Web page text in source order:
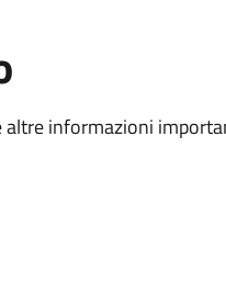
informazioni